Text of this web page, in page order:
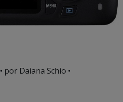
• por Daiana Schio •